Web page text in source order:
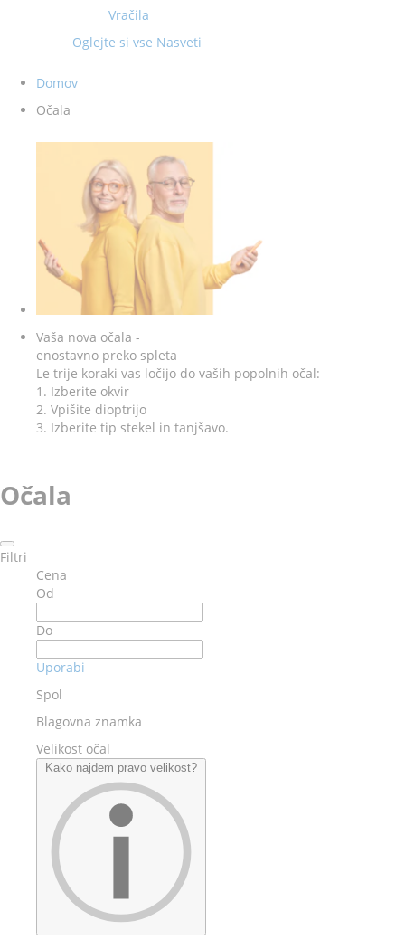
Vračila
Oglejte si vse Nasveti
Domov
Očala
Vaša nova očala -
enostavno preko spleta
Le trije koraki vas ločijo do vaših popolnih očal:
1. Izberite okvir
2. Vpišite dioptrijo
3. Izberite tip stekel in tanjšavo.
Očala
Filtri
Cena
Od
Do
Uporabi
Spol
Blagovna znamka
Velikost očal
Kako najdem pravo velikost?